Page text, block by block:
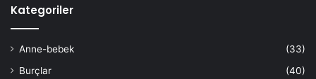
Kategoriler
Anne-bebek
(33)
Burçlar
(40)